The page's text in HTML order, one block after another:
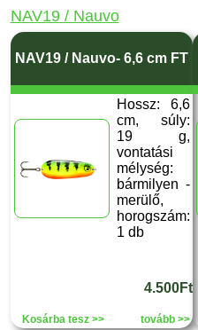
NAV19 / Nauvo
NAV19 / Nauvo- 6,6 cm FT
Hossz: 6,6
cm, súly:
19 g,
vontatási
mélység:
bármilyen -
merülő,
horogszám:
1 db
4.500Ft
Kosárba tesz >> tovább >>